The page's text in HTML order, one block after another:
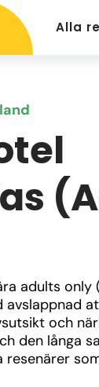
Alla
adults only
avslappnad
och
den långa
resenärer